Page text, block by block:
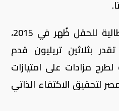
وفتح اكتشاف إيني الإيطالية للحقل ظُهر في 2015،
بثلاثين تريليون قدم
مزادات على امتيازات
لتحقيق الاكتفاء الذاتي